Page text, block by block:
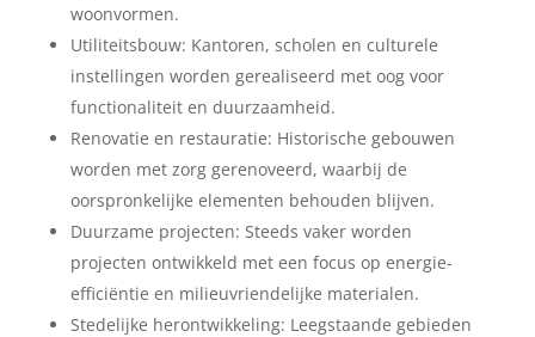
woonvormen.
Utiliteitsbouw: Kantoren, scholen en culturele
instellingen worden gerealiseerd met oog voor
functionaliteit en duurzaamheid.
Renovatie en restauratie: Historische gebouwen
worden met zorg gerenoveerd, waarbij de
oorspronkelijke elementen behouden blijven.
Duurzame projecten: Steeds vaker worden
projecten ontwikkeld met een focus op energie-
efficiëntie en milieuvriendelijke materialen.
Stedelijke herontwikkeling: Leegstaande gebieden